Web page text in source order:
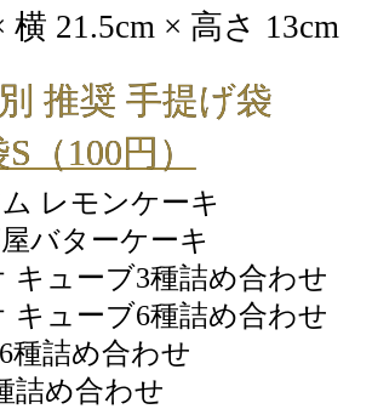
横 21.5cm × 高さ 13cm
推奨 手提げ袋
（100円）
レモンケーキ
バターケーキ
キューブ3種詰め合わせ
キューブ6種詰め合わせ
種詰め合わせ
詰め合わせ